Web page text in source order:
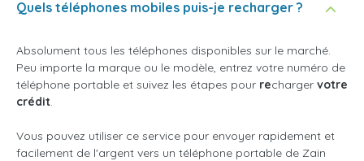
Quels téléphones mobiles puis-je recharger ?
Absolument tous les téléphones disponibles sur le marché.
Peu importe la marque ou le modèle, entrez votre numéro de
téléphone portable et suivez les étapes pour recharger votre
crédit.
Vous pouvez utiliser ce service pour envoyer rapidement et
facilement de l'argent vers un téléphone portable de Zain